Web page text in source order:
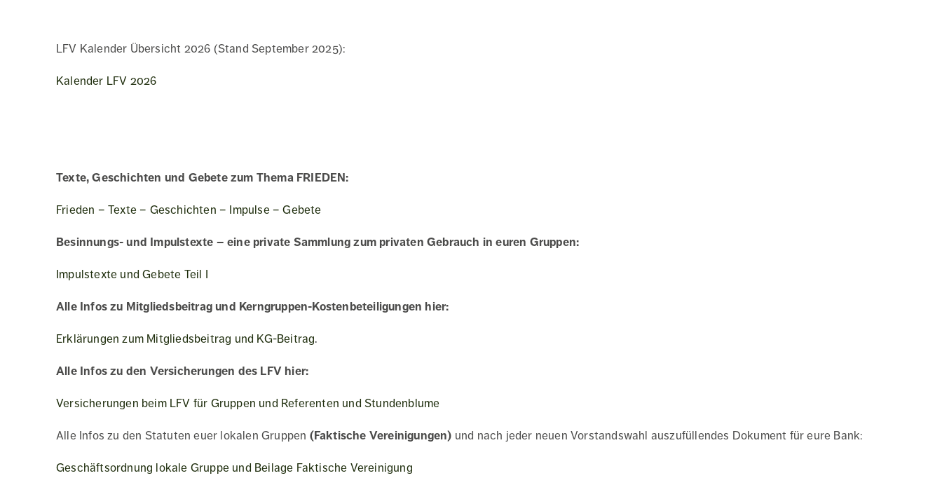
LFV Kalender Übersicht 2026 (Stand September 2025):
Kalender LFV 2026
Texte, Geschichten und Gebete zum Thema FRIEDEN:
Frieden – Texte – Geschichten – Impulse – Gebete
Besinnungs- und Impulstexte – eine private Sammlung zum privaten Gebrauch in euren Gruppen:
Impulstexte und Gebete Teil I
Alle Infos zu Mitgliedsbeitrag und Kerngruppen-Kostenbeteiligungen hier:
Erklärungen zum Mitgliedsbeitrag und KG-Beitrag.
Alle Infos zu den Versicherungen des LFV hier:
Versicherungen beim LFV für Gruppen und Referenten und Stundenblume
Alle Infos zu den Statuten euer lokalen Gruppen (Faktische Vereinigungen) und nach jeder neuen Vorstandswahl auszufüllendes Dokument für eure Bank:
Geschäftsordnung lokale Gruppe und Beilage Faktische Vereinigung